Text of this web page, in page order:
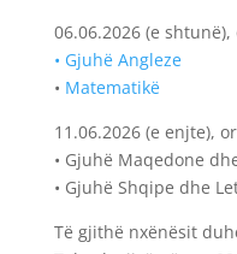
06.06.2026 (e shtunë),
• Gjuhë Angleze
• Matematikë
11.06.2026 (e enjte),
• Gjuhë Maqedone
• Gjuhë Shqipe dhe
Të gjithë nxënësit